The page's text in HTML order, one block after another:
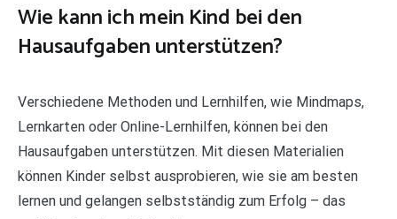
Wie kann ich mein Kind bei den
Hausaufgaben unterstützen?
Verschiedene Methoden und Lernhilfen, wie Mindmaps,
Lernkarten oder Online-Lernhilfen, können bei den
Hausaufgaben unterstützen. Mit diesen Materialien
können Kinder selbst ausprobieren, wie sie am besten
lernen und gelangen selbstständig zum Erfolg – das